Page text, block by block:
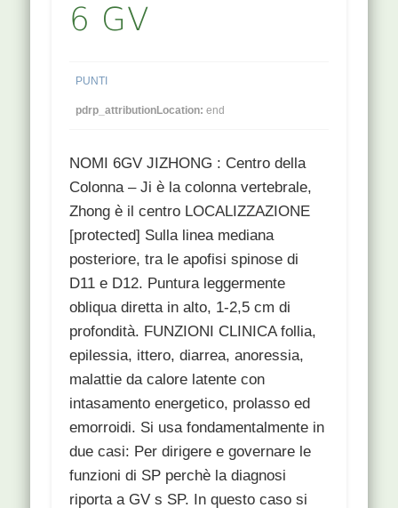
6 GV
PUNTI
pdrp_attributionLocation: end
NOMI 6GV JIZHONG : Centro della
Colonna – Ji è la colonna vertebrale,
Zhong è il centro LOCALIZZAZIONE
[protected] Sulla linea mediana
posteriore, tra le apofisi spinose di
D11 e D12. Puntura leggermente
obliqua diretta in alto, 1-2,5 cm di
profondità. FUNZIONI CLINICA follia,
epilessia, ittero, diarrea, anoressia,
malattie da calore latente con
intasamento energetico, prolasso ed
emorroidi. Si usa fondamentalmente in
due casi: Per dirigere e governare le
funzioni di SP perchè la diagnosi
riporta a GV s SP. In questo caso si